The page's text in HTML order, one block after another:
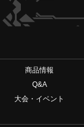
商品情報
Q&A
大会・イベント